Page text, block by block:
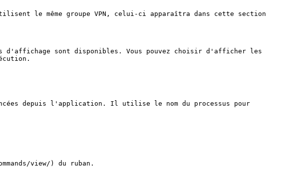
le même groupe VPN, celui-ci apparaîtra dans cette section
d'affichage sont disponibles. Vous pouvez choisir d'afficher les
depuis l'application. Il utilise le nom du processus pour
view/) du ruban.